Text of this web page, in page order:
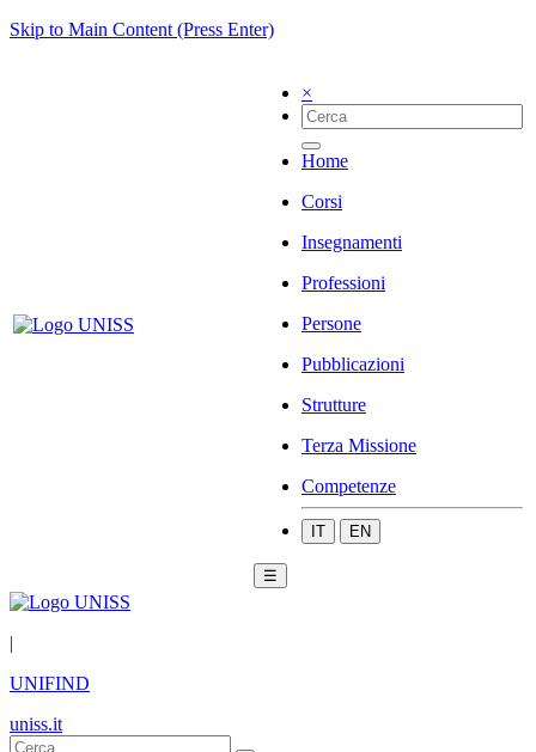
Skip to Main Content (Press Enter)
×
Home
Corsi
Insegnamenti
Professioni
Persone
Pubblicazioni
Strutture
Terza Missione
Competenze
IT EN
☰
|
UNIFIND
uniss.it